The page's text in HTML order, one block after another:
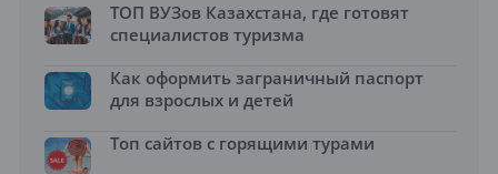
ТОП ВУЗов Казахстана, где готовят
специалистов туризма
Как оформить заграничный паспорт
для взрослых и детей
Топ сайтов с горящими турами